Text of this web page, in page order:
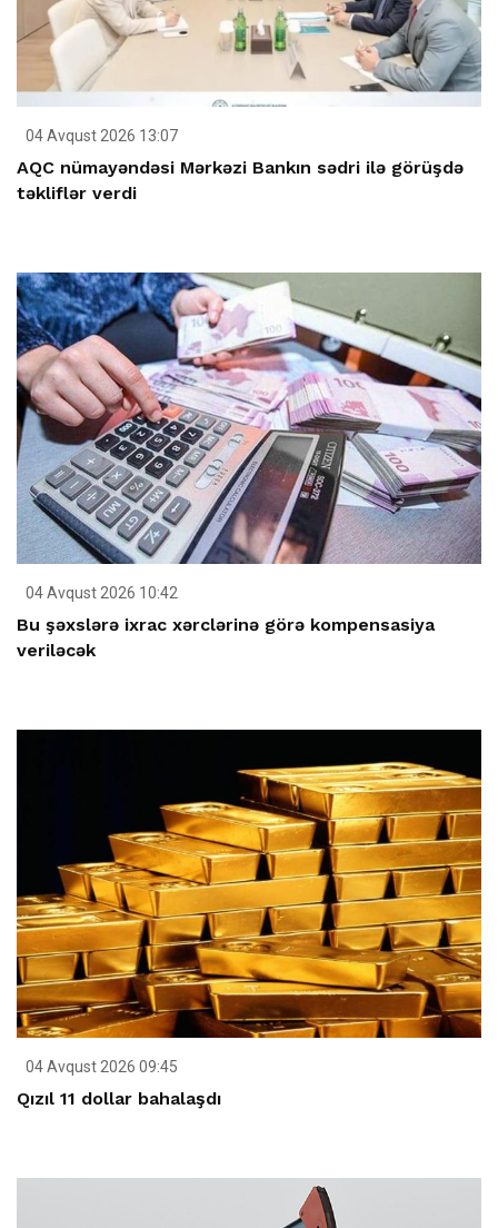
04 Avqust 2026 13:07
AQC nümayəndəsi Mərkəzi Bankın sədri ilə görüşdə
təkliflər verdi
04 Avqust 2026 10:42
Bu şəxslərə ixrac xərclərinə görə kompensasiya
veriləcək
04 Avqust 2026 09:45
Qızıl 11 dollar bahalaşdı